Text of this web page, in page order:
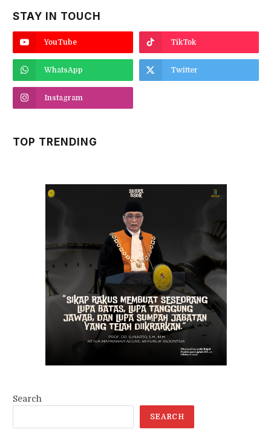
STAY IN TOUCH
YouTube TikTok
WhatsApp Twitter
Instagram
TOP TRENDING
Search
SEARCH